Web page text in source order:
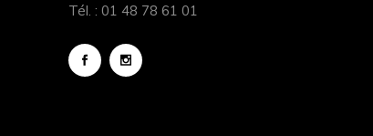
Tél. : 01 48 78 61 01